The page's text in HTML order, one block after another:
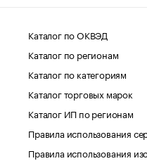
Каталог по ОКВЭД
Каталог по регионам
Каталог по категориям
Каталог торговых марок
Каталог ИП по регионам
Правила использования
Правила использования